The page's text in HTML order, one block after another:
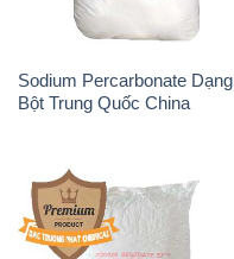
Sodium Percarbonate Dạng
Bột Trung Quốc China